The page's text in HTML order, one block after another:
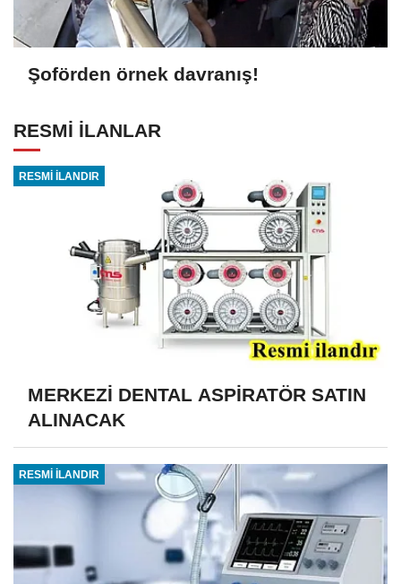
Şoförden örnek davranış!
RESMİ İLANLAR
RESMİ İLANDIR
MERKEZİ DENTAL ASPİRATÖR SATIN
ALINACAK
RESMİ İLANDIR